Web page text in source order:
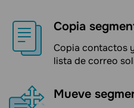
Copia
Copia contactos
lista de correo
Mueve